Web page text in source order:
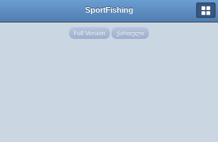
SportFishing
Full Version ქართული